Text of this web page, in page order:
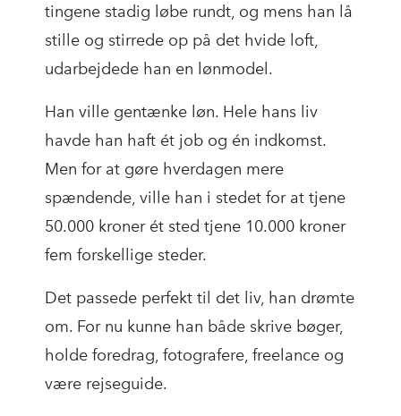
tingene stadig løbe rundt, og mens han lå
stille og stirrede op på det hvide loft,
udarbejdede han en lønmodel.
Han ville gentænke løn. Hele hans liv
havde han haft ét job og én indkomst.
Men for at gøre hverdagen mere
spændende, ville han i stedet for at tjene
50.000 kroner ét sted tjene 10.000 kroner
fem forskellige steder.
Det passede perfekt til det liv, han drømte
om. For nu kunne han både skrive bøger,
holde foredrag, fotografere, freelance og
være rejseguide.